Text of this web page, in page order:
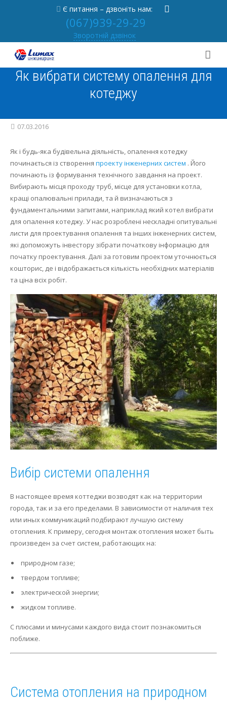
Є питання – дзвоніть нам:
(067)939-29-29
Зворотній дзвінок
Про нас
Новини
Партнерам
Відгуки
Вакансії
Вентиляція під ключ
Опалення під ключ
Осушувач басейну під ключ
Проектування
Сервіс
Портфоліо
Практика
Статті
Вентиляція
Кондиціонери
Осушення
Опалення
Часті питання
Контакти
[RU|UA]
Як вибрати систему опалення для
котеджу
07.03.2016
Як і будь-яка будівельна діяльність, опалення котеджу
починається із створення проекту інженерних систем . Його
починають із формування технічного завдання на проект.
Вибирають місця проходу труб, місце для установки котла,
кращі опалювальні прилади, та й визначаються з
фундаментальними запитами, наприклад який котел вибрати
для опалення котеджу. У нас розроблені нескладні опитувальні
листи для проектування опалення та інших інженерних систем,
які допоможуть інвестору зібрати початкову інформацію для
початку проектування. Далі за готовим проектом уточнюється
кошторис, де і відображається кількість необхідних матеріалів
та ціна всіх робіт.
Вибір системи опалення
В настоящее время коттеджи возводят как на территории
города, так и за его пределами. В зависимости от наличия тех
или иных коммуникаций подбирают лучшую систему
отопления. К примеру, сегодня монтаж отопления может быть
произведен за счет систем, работающих на:
природном газе;
твердом топливе;
электрической энергии;
жидком топливе.
С плюсами и минусами каждого вида стоит познакомиться
поближе.
Система отопления на природном